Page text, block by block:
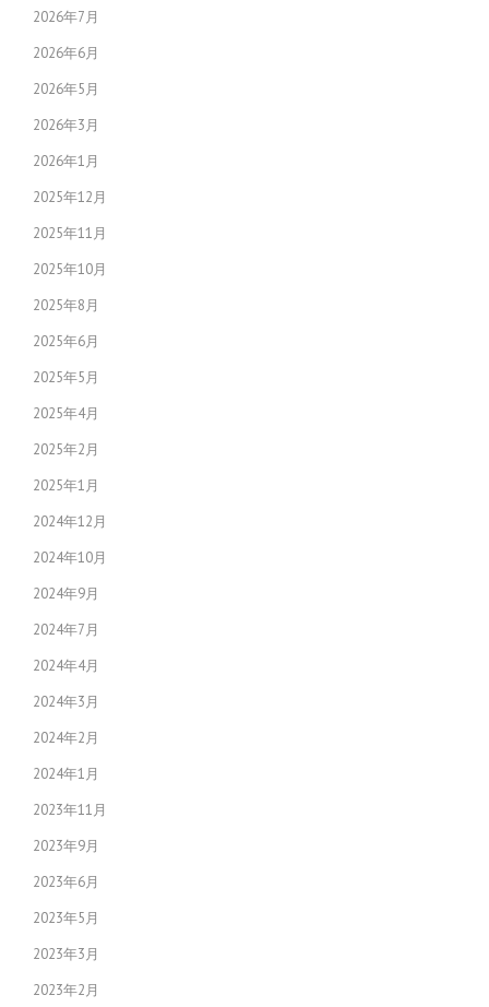
2026年7月
2026年6月
2026年5月
2026年3月
2026年1月
2025年12月
2025年11月
2025年10月
2025年8月
2025年6月
2025年5月
2025年4月
2025年2月
2025年1月
2024年12月
2024年10月
2024年9月
2024年7月
2024年4月
2024年3月
2024年2月
2024年1月
2023年11月
2023年9月
2023年6月
2023年5月
2023年3月
2023年2月